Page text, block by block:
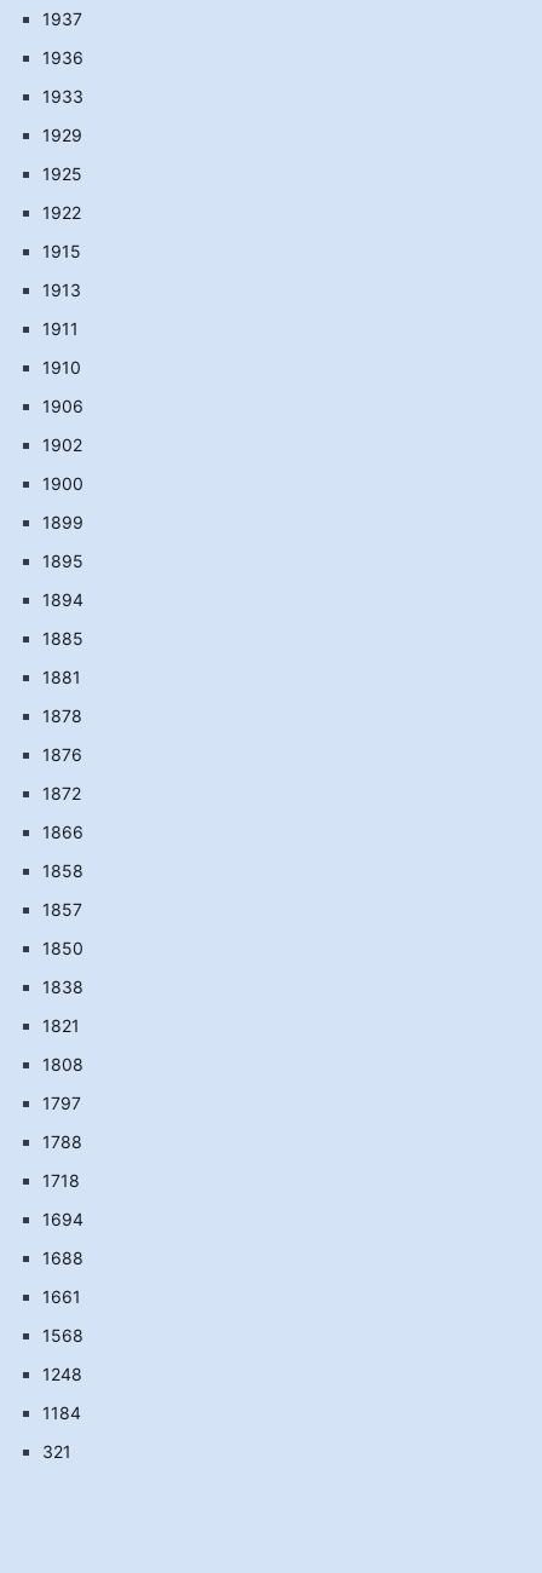
1937
1936
1933
1929
1925
1922
1915
1913
1911
1910
1906
1902
1900
1899
1895
1894
1885
1881
1878
1876
1872
1866
1858
1857
1850
1838
1821
1808
1797
1788
1718
1694
1688
1661
1568
1248
1184
321